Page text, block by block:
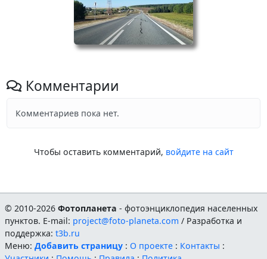
Комментарии
Комментариев пока нет.
Чтобы оставить комментарий, войдите на сайт
© 2010-2026Фотопланета - фотоэнциклопедия населенных
пунктов. E-mail: project@foto-planeta.com / Разработка и
поддержка:t3b.ru
Меню:Добавить страницу : О проекте : Контакты :